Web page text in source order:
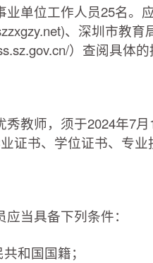
业单位工作人员25名。
、深圳市教
）查阅具体
秀教师，须于2024年7
证书、学位证书、专
应当具备下列条件：
和国国籍；